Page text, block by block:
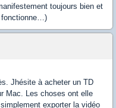
toujours bien et
fonctionne…)
Jhésite à acheter un TD
Mac. Les choses ont elle
exporter la vidéo